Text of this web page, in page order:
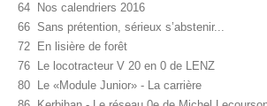
64 Nos calendriers 2016
66 Sans prétention, sérieux s’abstenir...
72 En lisière de forêt
76 Le locotracteur V 20 en 0 de LENZ
80 Le «Module Junior» - La carrière